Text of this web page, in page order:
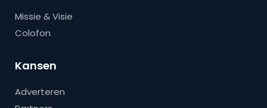
Missie & Visie
Colofon
Kansen
Adverteren